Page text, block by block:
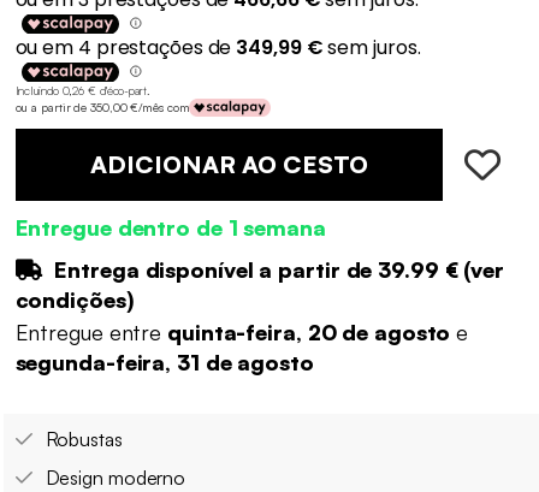
Incluindo 0,26 € d'éco-part.
ou a partir de 350,00 €/mês com
ADICIONAR AO CESTO
Entregue dentro de 1 semana
Entrega disponível a partir de 39.99 €(ver
condições)
Entregue entre quinta-feira, 20 de agostoe
segunda-feira, 31 de agosto
Robustas
Design moderno